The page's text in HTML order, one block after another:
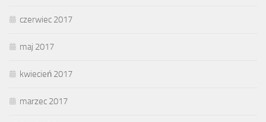
czerwiec 2017
maj 2017
kwiecień 2017
marzec 2017